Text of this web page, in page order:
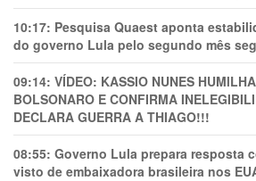
10:17: Pesquisa Quaest aponta
do governo Lula pelo segundo mês
09:14: VÍDEO: KASSIO NUNES
BOLSONARO E CONFIRMA
DECLARA GUERRA A THIAGO!!!
08:55: Governo Lula prepara resposta
visto de embaixadora brasileira nos